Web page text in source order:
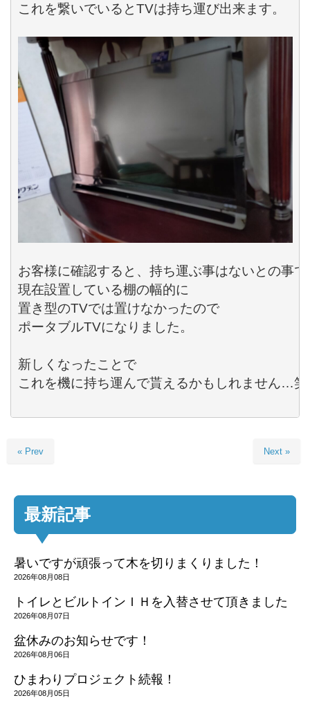
これを繋いでいるとTVは持ち運び出来ます。
お客様に確認すると、持ち運ぶ事はないとの事
現在設置している棚の幅的に
置き型のTVでは置けなかったので
ポータブルTVになりました。
新しくなったことで
これを機に持ち運んで貰えるかもしれません…笑
« Prev Next »
最新記事
暑いですが頑張って木を切りまくりました！
2026年08月08日
トイレとビルトインＩＨを入替させて頂きました
2026年08月07日
盆休みのお知らせです！
2026年08月06日
ひまわりプロジェクト続報！
2026年08月05日